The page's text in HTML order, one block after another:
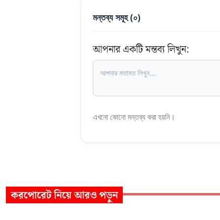
মন্তব্য সমূহ (০)
আপনার একটি মন্তব্য লিখুন:
এখনো কোনো মন্তব্য করা হয়নি।
করপোরেটনিয়ে আরও পড়ুন